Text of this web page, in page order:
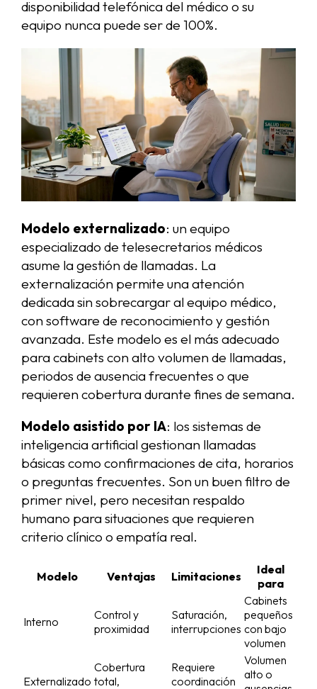
disponibilidad telefónica del médico o su
equipo nunca puede ser de 100%.
Modelo externalizado: un equipo
especializado de telesecretarios médicos
asume la gestión de llamadas. La
externalización permite una atención
dedicada sin sobrecargar al equipo médico,
con software de reconocimiento y gestión
avanzada. Este modelo es el más adecuado
para cabinets con alto volumen de llamadas,
periodos de ausencia frecuentes o que
requieren cobertura durante fines de semana.
Modelo asistido por IA: los sistemas de
inteligencia artificial gestionan llamadas
básicas como confirmaciones de cita, horarios
o preguntas frecuentes. Son un buen filtro de
primer nivel, pero necesitan respaldo
humano para situaciones que requieren
criterio clínico o empatía real.
Modelo Ventajas Limitaciones
Ideal
para
Interno
Control y
proximidad
Saturación,
interrupciones
Cabinets
pequeños
con bajo
volumen
Externalizado
Cobertura
total,
Requiere
coordinación
Volumen
alto o